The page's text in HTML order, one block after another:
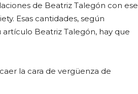
de Beatriz Talegón con ese
Esas cantidades, según
Beatriz Talegón, hay que
la cara de vergüenza de